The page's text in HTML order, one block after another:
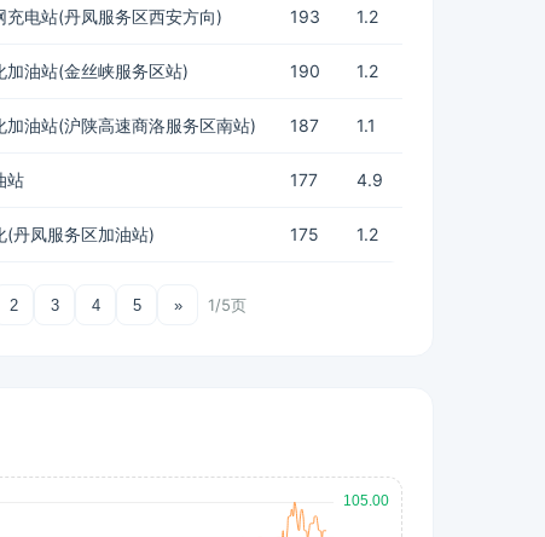
充电站(丹凤服务区西安方向) 193 1.2
加油站(金丝峡服务区站) 190 1.2
加油站(沪陕高速商洛服务区南站) 187 1.1
站 177 4.9
(丹凤服务区加油站) 175 1.2
2 3 4 5 » 1/5页